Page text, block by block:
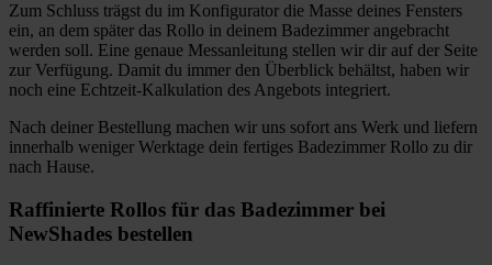
Zum Schluss trägst du im Konfigurator die Masse deines Fensters
ein, an dem später das Rollo in deinem Badezimmer angebracht
werden soll. Eine genaue Messanleitung stellen wir dir auf der Seite
zur Verfügung. Damit du immer den Überblick behältst, haben wir
noch eine Echtzeit-Kalkulation des Angebots integriert.
Nach deiner Bestellung machen wir uns sofort ans Werk und liefern
innerhalb weniger Werktage dein fertiges Badezimmer Rollo zu dir
nach Hause.
Raffinierte Rollos für das Badezimmer bei
NewShades bestellen